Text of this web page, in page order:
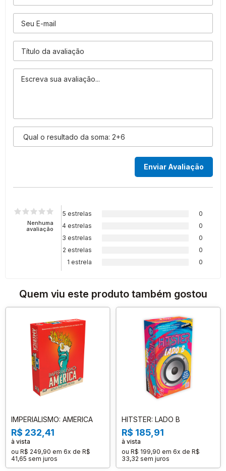
Nenhuma
avaliação
5 estrelas
0
4 estrelas
0
3 estrelas
0
2 estrelas
0
1 estrela
0
Quem viu este produto também gostou
IMPERIALISMO: AMERICA
R$ 232,41
à vista
ou R$ 249,90 em 6x de R$
41,65 sem juros
HITSTER: LADO B
R$ 185,91
à vista
ou R$ 199,90 em 6x de R$
33,32 sem juros